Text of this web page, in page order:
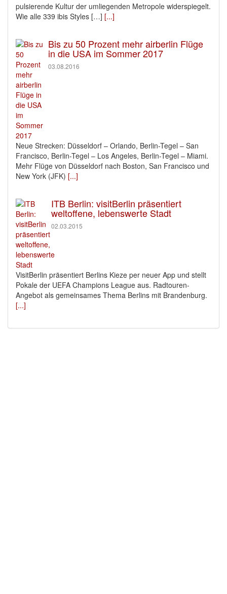
pulsierende Kultur der umliegenden Metropole widerspiegelt.
Wie alle 339 ibis Styles […] [...]
Bis zu 50 Prozent mehr airberlin Flüge
in die USA im Sommer 2017
03.08.2016
Neue Strecken: Düsseldorf – Orlando, Berlin-Tegel – San
Francisco, Berlin-Tegel – Los Angeles, Berlin-Tegel – Miami.
Mehr Flüge von Düsseldorf nach Boston, San Francisco und
New York (JFK) [...]
ITB Berlin: visitBerlin präsentiert
weltoffene, lebenswerte Stadt
02.03.2015
VisitBerlin präsentiert Berlins Kieze per neuer App und stellt
Pokale der UEFA Champions League aus. Radtouren-
Angebot als gemeinsames Thema Berlins mit Brandenburg.
[...]